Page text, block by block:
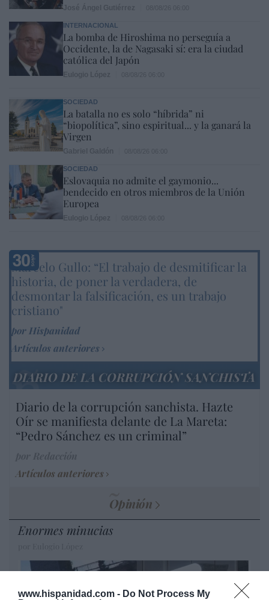
www.hispanidad.com - Do Not Process My
INTERNACIONAL
La bomba de Hiroshima no perseguía a
Occidente, la de Nagasaki sí: era la ciudad
católica del Japón
SOCIEDAD
La batalla no es solo “híbrida” ni
“biopolítica”, sino espiritual... y la ganará la
Virgen
SOCIEDAD
Eslovaquia no admite el gaymonio...
bendecido en otros miembros de la Unión
Europea
Marcelo Gullo: “El trabajo de desmitificar la
historia, de poner la verdadera, de
desmontar la falsificación, es un trabajo
cristiano"
por Hispanidad
Artículos anteriores
DIARIO DE LA CORRUPCIÓN SANCHISTA
Diario de la corrupción sanchista. Hazte
Oír se manifiesta delante de La Mareta:
“Pedro Sánchez es un criminal”
Artículos anteriores
Opinión
Enormes minucias